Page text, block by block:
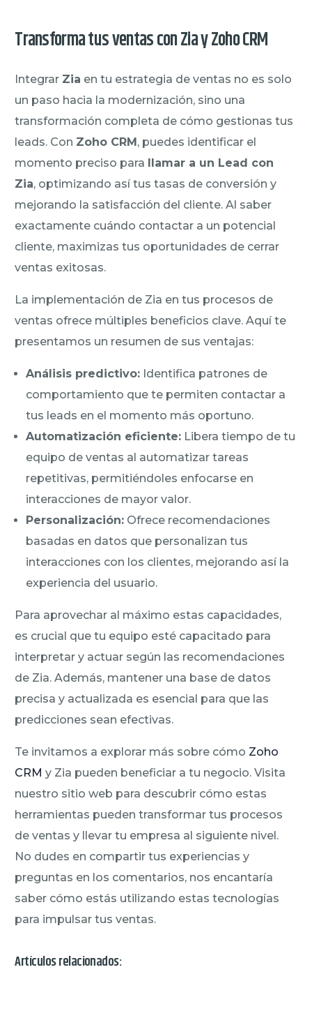
Transforma tus ventas con Zia y Zoho CRM
Integrar Zia en tu estrategia de ventas no es solo
un paso hacia la modernización, sino una
transformación completa de cómo gestionas tus
leads. Con Zoho CRM, puedes identificar el
momento preciso para llamar a un Lead con
Zia, optimizando así tus tasas de conversión y
mejorando la satisfacción del cliente. Al saber
exactamente cuándo contactar a un potencial
cliente, maximizas tus oportunidades de cerrar
ventas exitosas.
La implementación de Zia en tus procesos de
ventas ofrece múltiples beneficios clave. Aquí te
presentamos un resumen de sus ventajas:
Análisis predictivo: Identifica patrones de
comportamiento que te permiten contactar a
tus leads en el momento más oportuno.
Automatización eficiente: Libera tiempo de tu
equipo de ventas al automatizar tareas
repetitivas, permitiéndoles enfocarse en
interacciones de mayor valor.
Personalización: Ofrece recomendaciones
basadas en datos que personalizan tus
interacciones con los clientes, mejorando así la
experiencia del usuario.
Para aprovechar al máximo estas capacidades,
es crucial que tu equipo esté capacitado para
interpretar y actuar según las recomendaciones
de Zia. Además, mantener una base de datos
precisa y actualizada es esencial para que las
predicciones sean efectivas.
Te invitamos a explorar más sobre cómo Zoho
CRM y Zia pueden beneficiar a tu negocio. Visita
nuestro sitio web para descubrir cómo estas
herramientas pueden transformar tus procesos
de ventas y llevar tu empresa al siguiente nivel.
No dudes en compartir tus experiencias y
preguntas en los comentarios, nos encantaría
saber cómo estás utilizando estas tecnologías
para impulsar tus ventas.
Artículos relacionados: